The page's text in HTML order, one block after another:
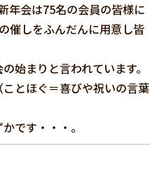
年会は75名の会員の皆様に
催しをふんだんに用意し皆
始まりと言われています。
とほぐ＝喜びや祝いの言葉
です・・・。